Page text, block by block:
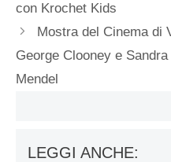
con Krochet Kids
Mostra del Cinema di
George Clooney e
Mendel
LEGGI ANCHE: